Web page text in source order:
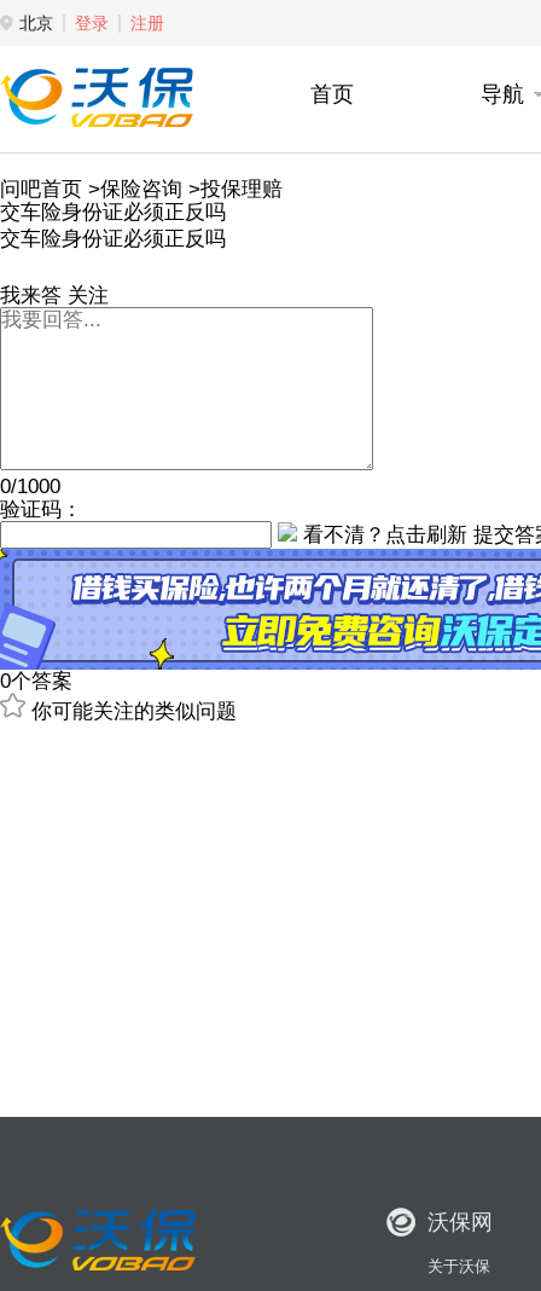
北京 登录 注册
首页 导航
问吧首页 >保险咨询 >投保理赔
交车险身份证必须正反吗
交车险身份证必须正反吗
我来答 关注
0/1000
验证码：
看不清？点击刷新 提交答
0个答案
你可能关注的类似问题
沃保网
关于沃保